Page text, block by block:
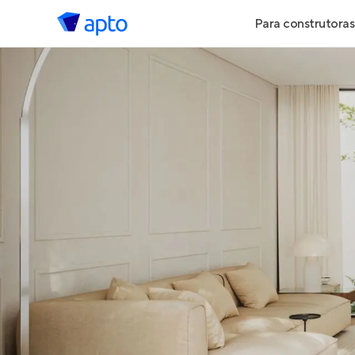
Para construtoras
Geração de
Geração de
Maiores
Parcerias
Anunciar